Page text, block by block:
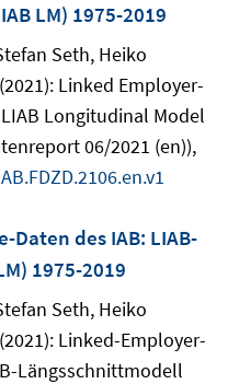
LM) 1975-2019
Seth, Heiko
Linked Employer-
Longitudinal Model
06/2021 (en)),
Daten des IAB: LIAB-
1975-2019
Seth, Heiko
Linked-Employer-
Längsschnittmodell